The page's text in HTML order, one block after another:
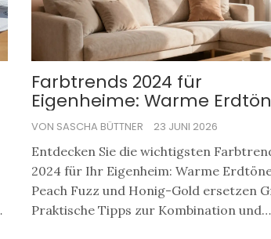
Farbtrends 2024 für
Eigenheime: Warme
statt Grau
VON SASCHA BÜTTNER 23 JUNI 2026
Entdecken Sie die wichtigsten
2024 für Ihr Eigenheim: Warme
Peach Fuzz und Honig-Gold ersetzen
Praktische Tipps zur Kombination und